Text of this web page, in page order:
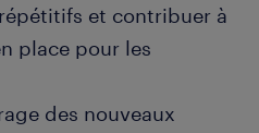
et contribuer à
place pour les
des nouveaux